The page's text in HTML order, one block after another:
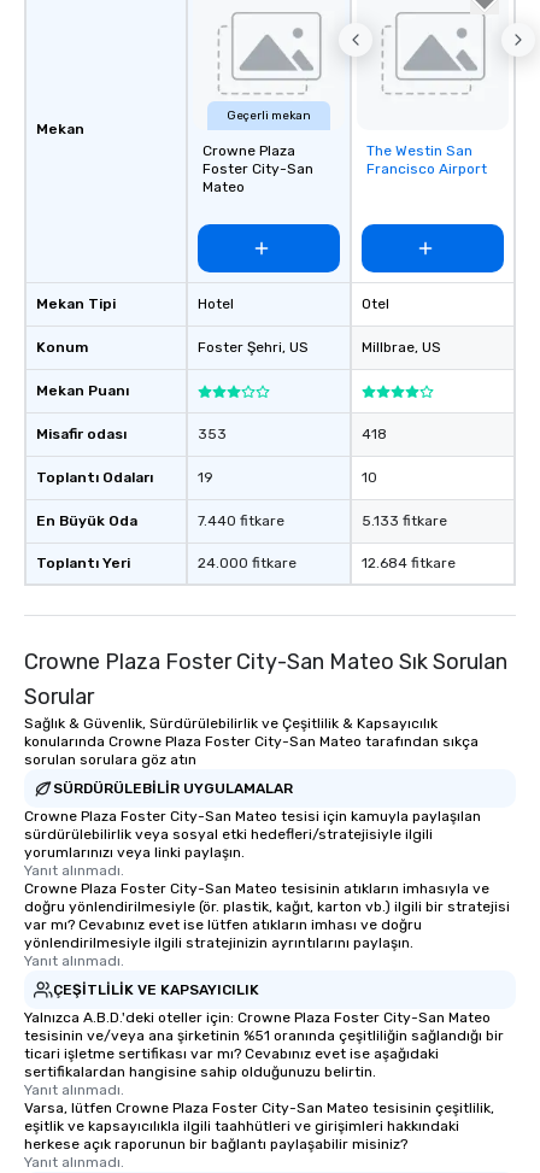
Mekan
Mekan Tipi
Konum
Mekan Puanı
Misafir odası
Toplantı Odaları
En Büyük Oda
Toplantı Yeri
Geçerli mekan
Crowne Plaza
Foster City-San
Mateo
Hotel
Foster Şehri, US
353
19
7.440 fitkare
24.000 fitkare
Removed from
favorites
The Westin San
Francisco Airport
Otel
Millbrae, US
418
10
5.133 fitkare
12.684 fitkare
Crowne Plaza Foster City-San Mateo Sık Sorulan
Sorular
Sağlık & Güvenlik, Sürdürülebilirlik ve Çeşitlilik & Kapsayıcılık
konularında Crowne Plaza Foster City-San Mateo tarafından sıkça
sorulan sorulara göz atın
SÜRDÜRÜLEBILIR UYGULAMALAR
Crowne Plaza Foster City-San Mateo tesisi için kamuyla paylaşılan
sürdürülebilirlik veya sosyal etki hedefleri/stratejisiyle ilgili
yorumlarınızı veya linki paylaşın.
Yanıt alınmadı.
Crowne Plaza Foster City-San Mateo tesisinin atıkların imhasıyla ve
doğru yönlendirilmesiyle (ör. plastik, kağıt, karton vb.) ilgili bir stratejisi
var mı? Cevabınız evet ise lütfen atıkların imhası ve doğru
yönlendirilmesiyle ilgili stratejinizin ayrıntılarını paylaşın.
Yanıt alınmadı.
ÇEŞITLILIK VE KAPSAYICILIK
Yalnızca A.B.D.'deki oteller için: Crowne Plaza Foster City-San Mateo
tesisinin ve/veya ana şirketinin %51 oranında çeşitliliğin sağlandığı bir
ticari işletme sertifikası var mı? Cevabınız evet ise aşağıdaki
sertifikalardan hangisine sahip olduğunuzu belirtin.
Yanıt alınmadı.
Varsa, lütfen Crowne Plaza Foster City-San Mateo tesisinin çeşitlilik,
eşitlik ve kapsayıcılıkla ilgili taahhütleri ve girişimleri hakkındaki
herkese açık raporunun bir bağlantı paylaşabilir misiniz?
Yanıt alınmadı.